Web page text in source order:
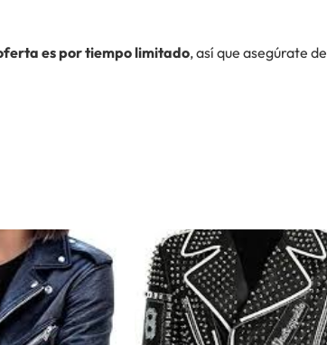
es por tiempo limitado, así que asegúrate de